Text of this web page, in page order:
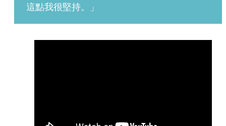
這點我很堅持。」